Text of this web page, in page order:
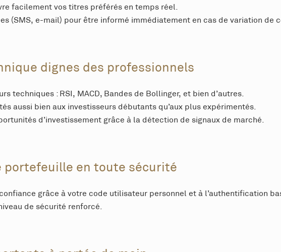
facilement vos titres préférés en temps réel.
(SMS, e-mail) pour être informé immédiatement en cas de variation de
dignes des professionnels
techniques : RSI, MACD, Bandes de Bollinger, et bien d’autres.
aussi bien aux investisseurs débutants qu’aux plus expérimentés.
d’investissement grâce à la détection de signaux de marché.
portefeuille en toute sécurité
grâce à votre code utilisateur personnel et à l’authentification
de sécurité renforcé.